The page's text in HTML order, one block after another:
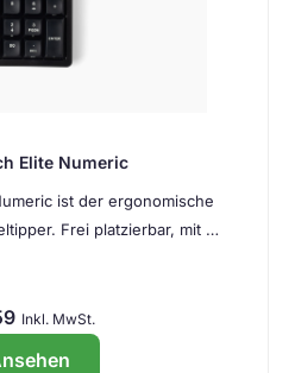
Elite Numeric
ist der ergonomische
Frei platzierbar, mit …
Inkl. MwSt.